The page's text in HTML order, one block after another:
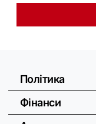
Політика
Фінанси